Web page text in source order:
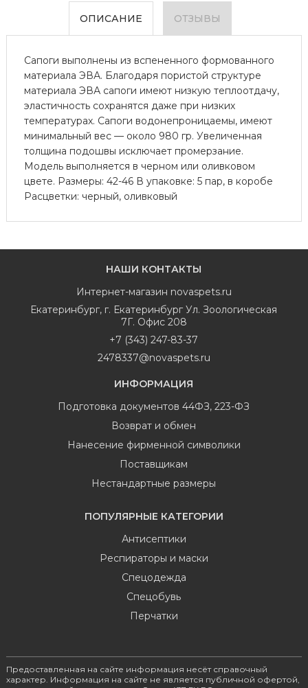
ОПИСАНИЕ ОТЗЫВЫ
Сапоги выполнены из вспененного формованного
материала ЭВА. Благодаря пористой структуре
материала ЭВА сапоги имеют низкую теплоотдачу,
эластичность сохранятся даже при низких
температурах. Сапоги водонепроницаемы, имеют
минимальный вес — около 980 гр. Увеличенная
толщина подошвы исключает промерзание.
Модель выполняется в черном или оливковом
цвете. Размеры: 42-46 В упаковке: 5 пар, в коробе
Расцветки: черный, оливковый
НАШИ КОНТАКТЫ
Интернет-магазин novaspets.ru
Екатеринбург, г. Екатеринбург Ул. Зоологическая
7Г. Офис 208
+7 (343) 247-83-37
2478337@novaspets.ru
ИНФОРМАЦИЯ
Подготовка документов 44ФЗ, 223-ФЗ
Возврат и обмен
Нанесение фирменной символики
Поставщикам
Нестандартные размеры
ПОПУЛЯРНЫЕ КАТЕГОРИИ
Антисептики
Респираторы и маски
Спецодежда
Спецобувь
Перчатки
Предоставленная на сайте информация несёт справочный
характер. Информация на сайте не является публичной офертой,